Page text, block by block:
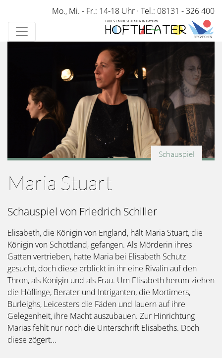
Direkt
zum
Inhalt
Mo., Mi. - Fr.: 14-18 Uhr · Tel.: 08131 - 326 400
Schauspiel
Maria Stuart
Schauspiel von Friedrich Schiller
Elisabeth, die Königin von England, hält Maria Stuart, die
Königin von Schottland, gefangen. Als Mörderin ihres
Gatten vertrieben, hatte Maria bei Elisabeth Schutz
gesucht, doch diese erblickt in ihr eine Rivalin auf den
Thron, als Königin und als Frau. Um Elisabeth herum ziehen
die Höflinge, Berater und Intriganten, die Mortimers,
Burleighs, Leicesters die Fäden und lauern auf ihre
Gelegenheit, ihre Macht auszubauen. Zur Hinrichtung
Marias fehlt nur noch die Unterschrift Elisabeths. Doch
diese zögert...